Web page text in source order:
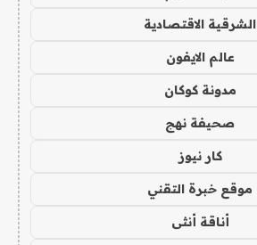
الشرقية الاقتصادية
عالم الايفون
مدونة كوكان
صحيفة نهج
كار نيوز
موقع خبرة التقني
أناقة أنثى